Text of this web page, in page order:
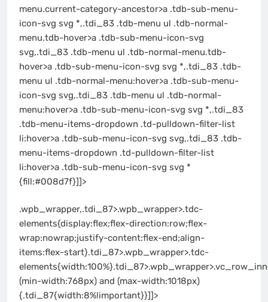
menu.current-category-ancestor>a .tdb-sub-menu-
icon-svg svg *,.tdi_83 .tdb-menu ul .tdb-normal-
menu.tdb-hover>a .tdb-sub-menu-icon-svg
svg,.tdi_83 .tdb-menu ul .tdb-normal-menu.tdb-
hover>a .tdb-sub-menu-icon-svg svg *,.tdi_83 .tdb-
menu ul .tdb-normal-menu:hover>a .tdb-sub-menu-
icon-svg svg,.tdi_83 .tdb-menu ul .tdb-normal-
menu:hover>a .tdb-sub-menu-icon-svg svg *,.tdi_83
.tdb-menu-items-dropdown .td-pulldown-filter-list
li:hover>a .tdb-sub-menu-icon-svg svg,.tdi_83 .tdb-
menu-items-dropdown .td-pulldown-filter-list
li:hover>a .tdb-sub-menu-icon-svg svg *
{fill:#008d7f}]]>
.wpb_wrapper,.tdi_87>.wpb_wrapper>.tdc-
elements{display:flex;flex-direction:row;flex-
wrap:nowrap;justify-content:flex-end;align-
items:flex-start}.tdi_87>.wpb_wrapper>.tdc-
(min-width:768px) and (max-width:1018px)
{.tdi_87{width:8%!important}}]]>